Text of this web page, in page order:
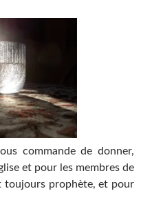
commande de donner,
et pour les membres de
toujours prophète, et pour